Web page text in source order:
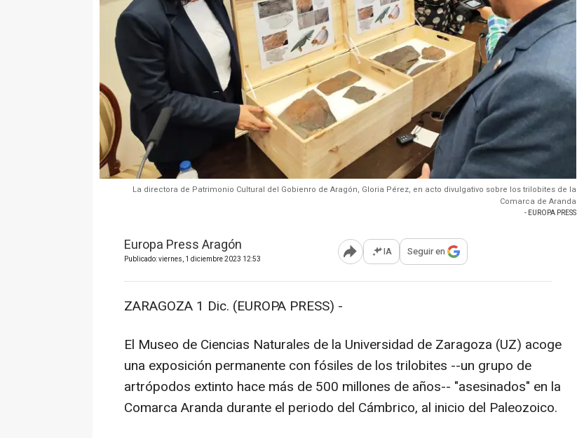
La directora de Patrimonio Cultural del Gobienro de Aragón, Gloria Pérez, en acto divulgativo sobre los trilobites de la
Comarca de Aranda
- EUROPA PRESS
Europa Press Aragón
Publicado: viernes, 1 diciembre 2023 12:53 Abrir opciones para compartir
IA Seguir en
ZARAGOZA 1 Dic. (EUROPA PRESS) -
El Museo de Ciencias Naturales de la Universidad de Zaragoza (UZ) acoge
una exposición permanente con fósiles de los trilobites --un grupo de
artrópodos extinto hace más de 500 millones de años-- "asesinados" en la
Comarca Aranda durante el periodo del Cámbrico, al inicio del Paleozoico.